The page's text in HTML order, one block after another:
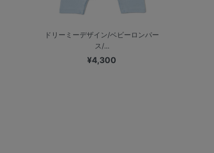
ドリーミーデザイン/ベビーロンパー
ス/...
¥4,300